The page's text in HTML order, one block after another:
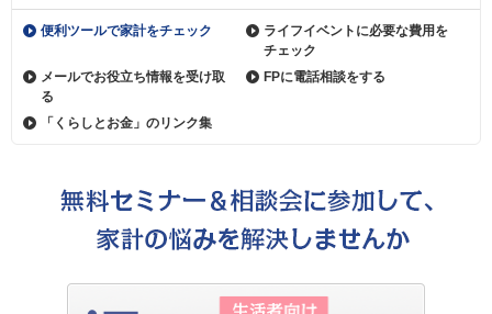
便利ツールで家計をチェック
ライフイベントに必要な費用を
チェック
メールでお役立ち情報を受け取
る
FPに電話相談をする
「くらしとお金」のリンク集